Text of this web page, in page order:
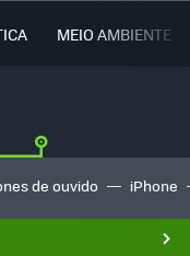
MEIO AMBIENTE
de ouvido iPhone